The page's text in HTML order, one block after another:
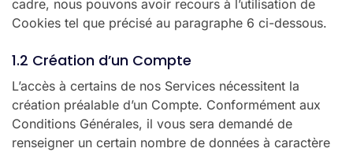
cadre, nous pouvons avoir recours à l’utilisation de
Cookies tel que précisé au paragraphe 6 ci-dessous.
1.2 Création d’un Compte
L’accès à certains de nos Services nécessitent la
création préalable d’un Compte. Conformément aux
Conditions Générales, il vous sera demandé de
renseigner un certain nombre de données à caractère